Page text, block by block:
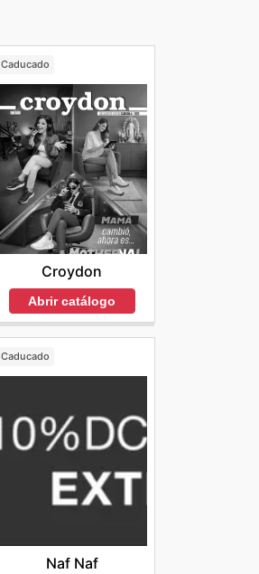
Caducado
Croydon
Abrir catálogo
Caducado
Naf Naf